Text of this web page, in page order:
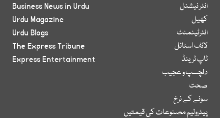
انٹر نیشنل
کھیل
انٹرٹینمنٹ
لائف اسٹائل
ٹاپ ٹرینڈ
دلچسپ و عجیب
صحت
سونے کے نرخ
پیٹرولیم مصنوعات کی قیمتیں
Business News in Urdu
Urdu Magazine
Urdu Blogs
The Express Tribune
Express Entertainment